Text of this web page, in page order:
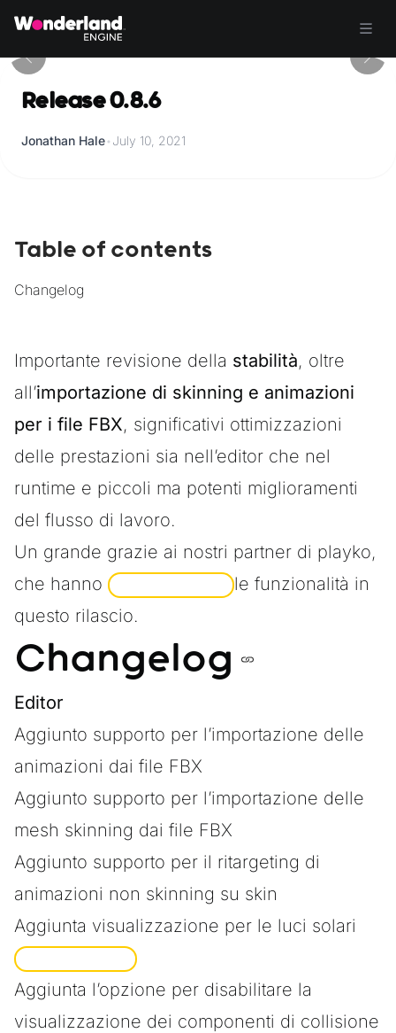
Release 0.8.6
Jonathan Hale• July 10, 2021
Importante revisione della stabilità, oltre
all’importazione di skinning e animazioni
per i file FBX, significativi ottimizzazioni
delle prestazioni sia nell’editor che nel
runtime e piccoli ma potenti miglioramenti
del flusso di lavoro.
Un grande grazie ai nostri partner di playko,
che hanno
le funzionalità in
questo rilascio.
Changelog
Editor
Aggiunto supporto per l’importazione delle
animazioni dai file FBX
Aggiunto supporto per l’importazione delle
mesh skinning dai file FBX
Aggiunto supporto per il ritargeting di
animazioni non skinning su skin
Aggiunta visualizzazione per le luci solari
Aggiunta l’opzione per disabilitare la
visualizzazione dei componenti di collisione
Table of contents
Changelog